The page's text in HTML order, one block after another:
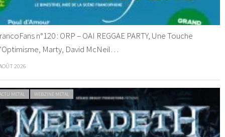
n°120 : ORP – OAI REGGAE PARTY, Une Touche
Marty, David McNeil…
2026
METAL WEBZINE METAL